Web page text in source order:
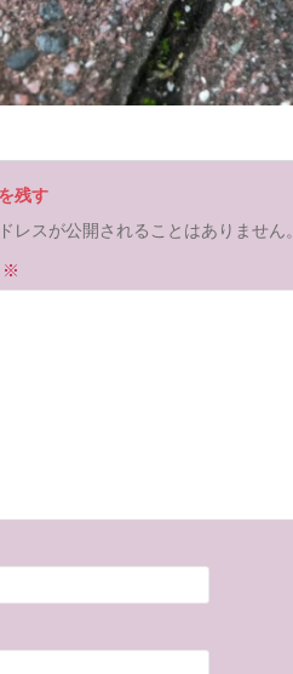
残す
レスが公開されることはありません。
※